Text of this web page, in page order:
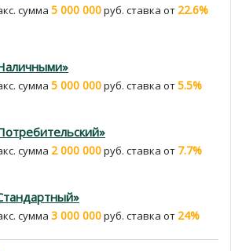
сумма 5 000 000руб. cтавка от 22.6%
сумма 5 000 000руб. cтавка от5.5%
сумма 2 000 000руб. cтавка от 7.7%
сумма 3 000 000руб. cтавка от 24%